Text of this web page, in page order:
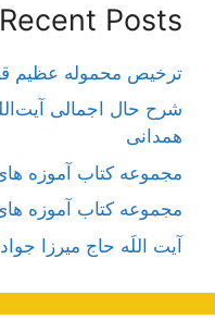
Recent Posts
ترخیص محموله عظیم
شرح حال اجمالی
همدانی
مجموعه کتاب آموزه
مجموعه کتاب آموزه
آیت اللَه حاج میرزا